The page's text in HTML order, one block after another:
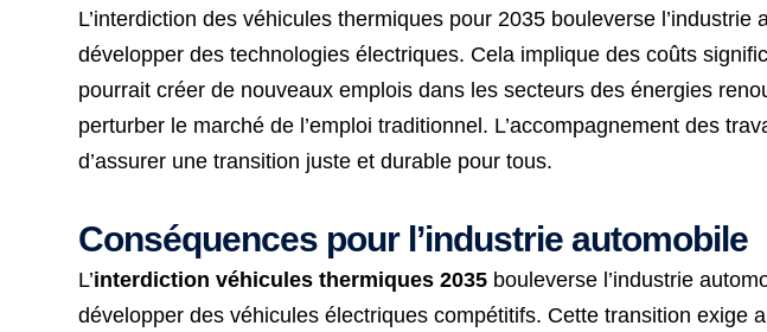
L’interdiction des véhicules thermiques pour 2035 bouleverse
développer des technologies électriques. Cela implique des coûts
pourrait créer de nouveaux emplois dans les secteurs des énergies
perturber le marché de l’emploi traditionnel. L’accompagnement des
d’assurer une transition juste et durable pour tous.
Conséquences pour l’industrie automobile
L’interdiction véhicules thermiques 2035 bouleverse l’industrie
développer des véhicules électriques compétitifs. Cette transition